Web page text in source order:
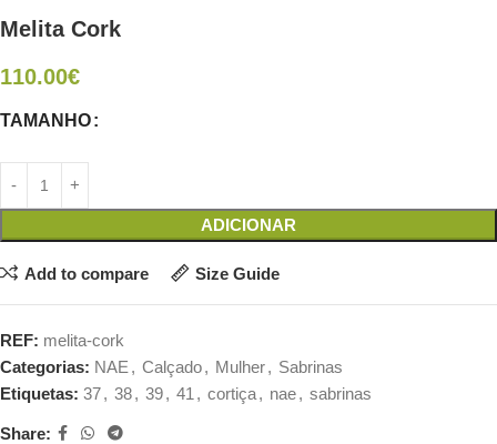
Melita Cork
110.00€
TAMANHO
ADICIONAR
Add to compare Size Guide
REF: melita-cork
Categorias: NAE , Calçado, Mulher, Sabrinas
Etiquetas: 37, 38, 39, 41 , cortiça, nae, sabrinas
Share: